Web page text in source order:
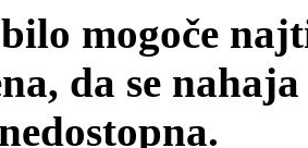
mogoče
da se